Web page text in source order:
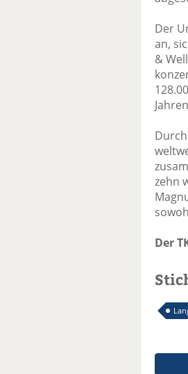
Der
an,
&
zehn
Der